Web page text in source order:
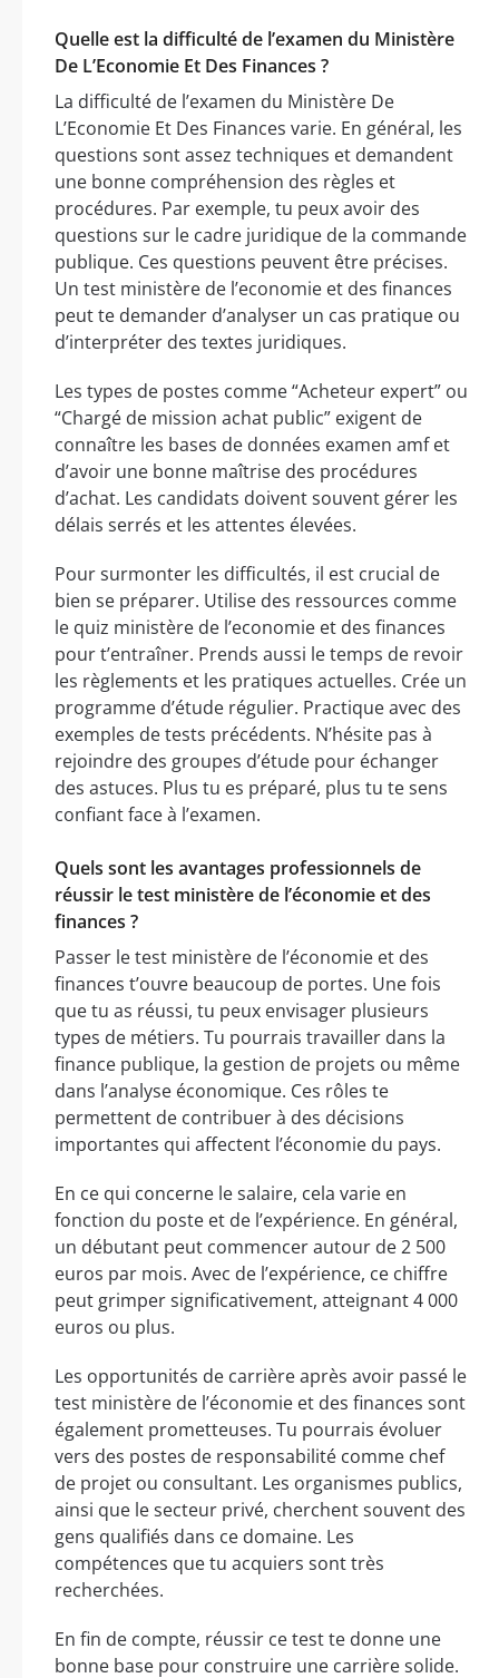
Quelle est la difficulté de l’examen du Ministère
De L’Economie Et Des Finances ?
La difficulté de l’examen du Ministère De
L’Economie Et Des Finances varie. En général, les
questions sont assez techniques et demandent
une bonne compréhension des règles et
procédures. Par exemple, tu peux avoir des
questions sur le cadre juridique de la commande
publique. Ces questions peuvent être précises.
Un test ministère de l’economie et des finances
peut te demander d’analyser un cas pratique ou
d’interpréter des textes juridiques.
Les types de postes comme “Acheteur expert” ou
“Chargé de mission achat public” exigent de
connaître les bases de données examen amf et
d’avoir une bonne maîtrise des procédures
d’achat. Les candidats doivent souvent gérer les
délais serrés et les attentes élevées.
Pour surmonter les difficultés, il est crucial de
bien se préparer. Utilise des ressources comme
le quiz ministère de l’economie et des finances
pour t’entraîner. Prends aussi le temps de revoir
les règlements et les pratiques actuelles. Crée un
programme d’étude régulier. Practique avec des
exemples de tests précédents. N’hésite pas à
rejoindre des groupes d’étude pour échanger
des astuces. Plus tu es préparé, plus tu te sens
confiant face à l’examen.
Quels sont les avantages professionnels de
réussir le test ministère de l’économie et des
finances ?
Passer le test ministère de l’économie et des
finances t’ouvre beaucoup de portes. Une fois
que tu as réussi, tu peux envisager plusieurs
types de métiers. Tu pourrais travailler dans la
finance publique, la gestion de projets ou même
dans l’analyse économique. Ces rôles te
permettent de contribuer à des décisions
importantes qui affectent l’économie du pays.
En ce qui concerne le salaire, cela varie en
fonction du poste et de l’expérience. En général,
un débutant peut commencer autour de 2 500
euros par mois. Avec de l’expérience, ce chiffre
peut grimper significativement, atteignant 4 000
euros ou plus.
Les opportunités de carrière après avoir passé le
test ministère de l’économie et des finances sont
également prometteuses. Tu pourrais évoluer
vers des postes de responsabilité comme chef
de projet ou consultant. Les organismes publics,
ainsi que le secteur privé, cherchent souvent des
gens qualifiés dans ce domaine. Les
compétences que tu acquiers sont très
recherchées.
En fin de compte, réussir ce test te donne une
bonne base pour construire une carrière solide.